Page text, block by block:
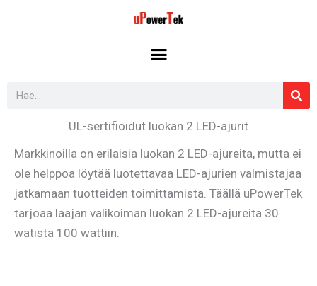
Search
UL-sertifioidut luokan 2 LED-ajurit
Markkinoilla on erilaisia luokan 2 LED-ajureita, mutta ei
ole helppoa löytää luotettavaa LED-ajurien valmistajaa
jatkamaan tuotteiden toimittamista. Täällä uPowerTek
tarjoaa laajan valikoiman luokan 2 LED-ajureita 30
watista 100 wattiin.